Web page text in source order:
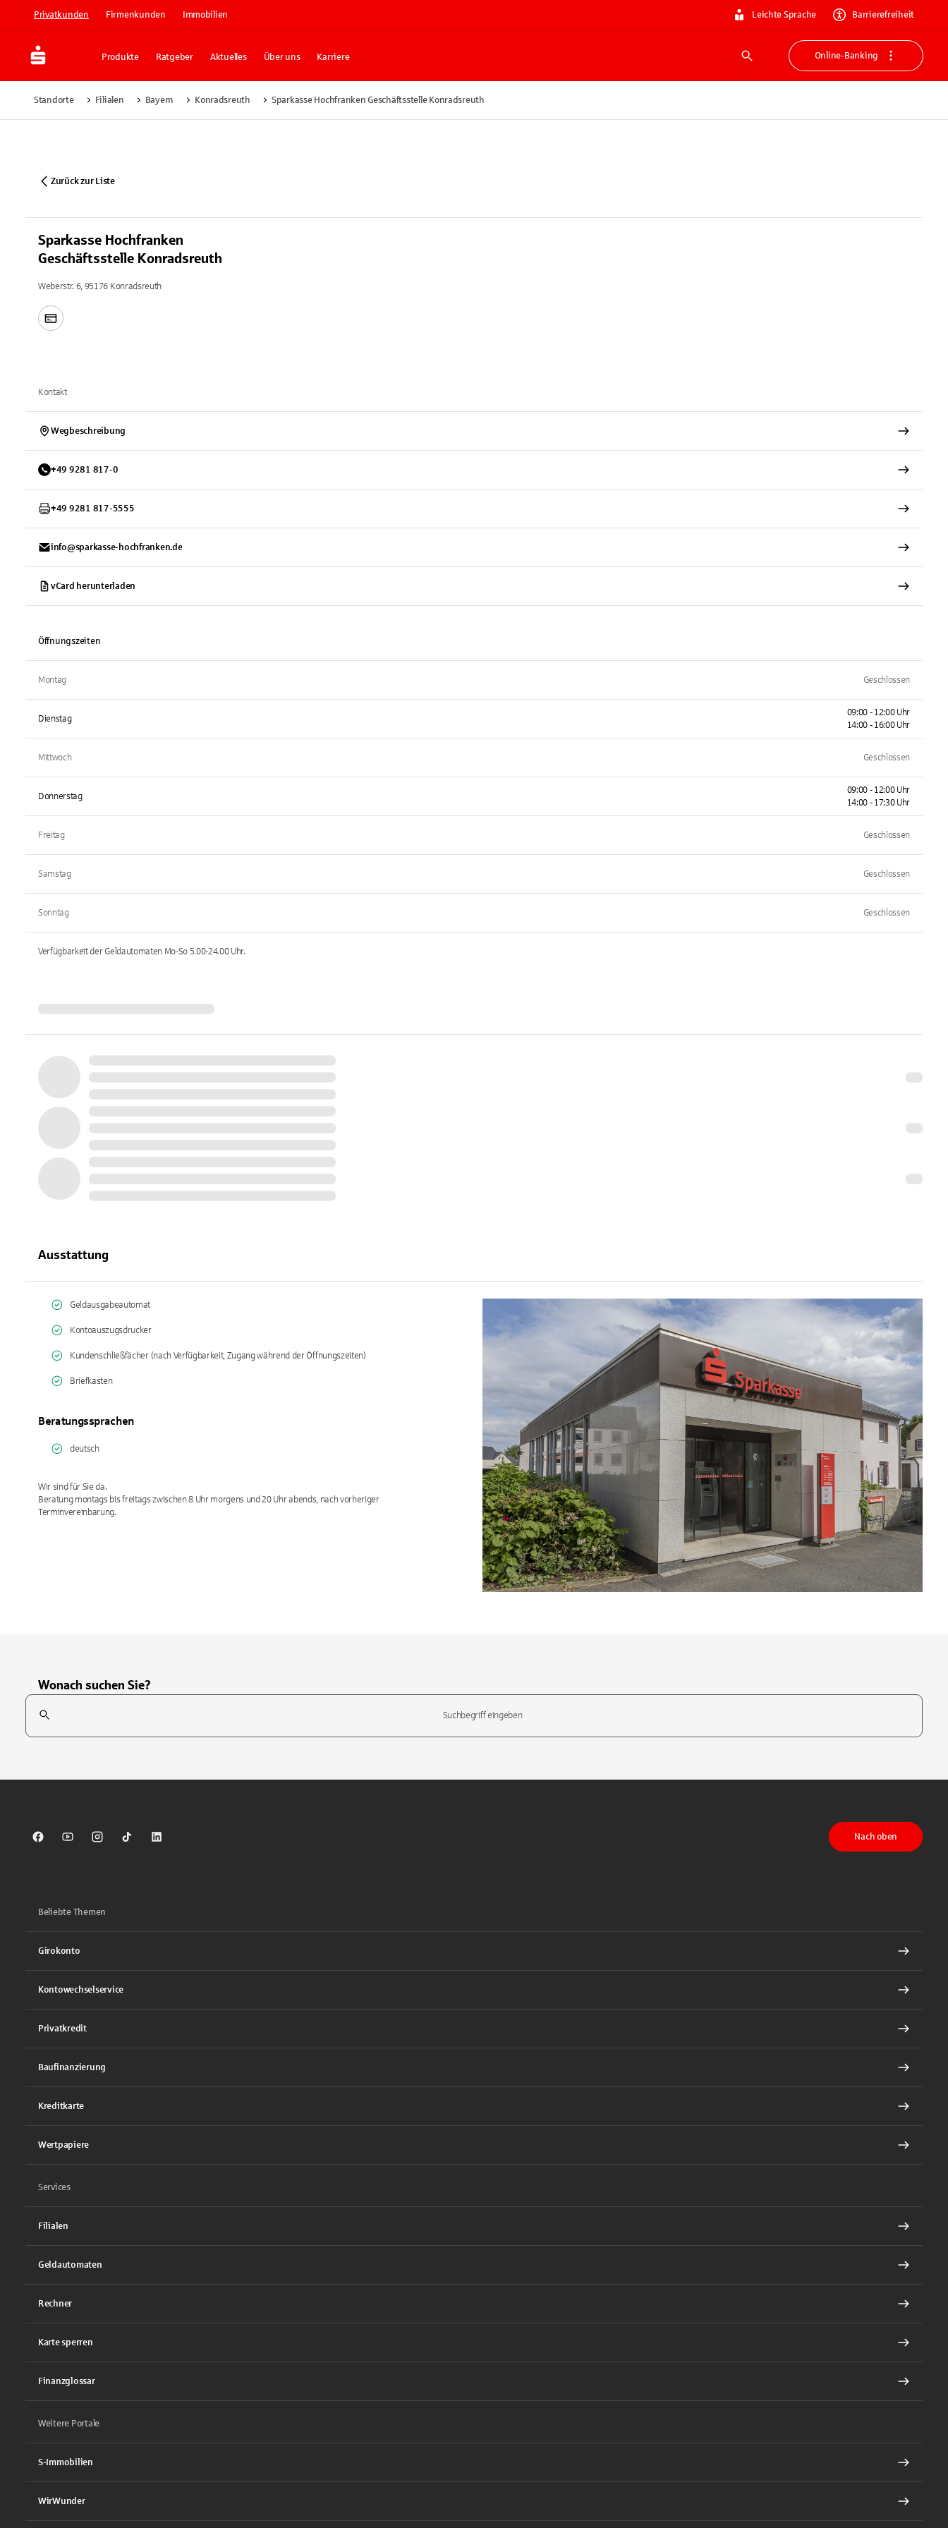
Privatkunden Firmenkunden Immobilien Leichte Sprache Barrierefreiheit
Produkte Ratgeber Aktuelles Über uns Karriere
Suche
Online-Banking
Standorte Filialen Bayern Konradsreuth Sparkasse Hochfranken Geschäftsstelle Konradsreuth
Zurück zur Liste
Sparkasse Hochfranken
Geschäftsstelle Konradsreuth
Weberstr. 6, 95176 Konradsreuth
Kontakt
Wegbeschreibung
+49 9281 817-0
+49 9281 817-5555
info@sparkasse-hochfranken.de
vCard herunterladen
Öffnungszeiten
Montag Geschlossen
Dienstag
09:00 - 12:00 Uhr
14:00 - 16:00 Uhr
Mittwoch Geschlossen
Donnerstag
09:00 - 12:00 Uhr
14:00 - 17:30 Uhr
Freitag Geschlossen
Samstag Geschlossen
Sonntag Geschlossen
Verfügbarkeit der Geldautomaten Mo-So 5.00-24.00Uhr.
Ausstattung
Geldausgabeautomat
Kontoauszugsdrucker
Kundenschließfächer (nach Verfügbarkeit, Zugang während der Öffnungszeiten)
Briefkasten
Beratungssprachen
deutsch
Wir sind für Sie da.
Beratung montags bis freitags zwischen 8 Uhr morgens und 20 Uhr abends, nach vorheriger
Terminvereinbarung.
Wonach suchen Sie?
Suchfeld
Sparkasse auf Facebook
Sparkasse auf Youtube
Sparkasse auf Instagram
Sparkasse auf TikTok
Sparkasse auf LinkedIn
Nach oben
Beliebte Themen
Girokonto
Kontowechselservice
Privatkredit
Baufinanzierung
Kreditkarte
Wertpapiere
Services
Filialen
Geldautomaten
Rechner
Karte sperren
Finanzglossar
Weitere Portale
S-Immobilien
WirWunder